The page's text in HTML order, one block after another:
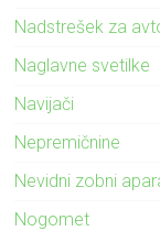
Nadstrešek za
Naglavne svetilke
Navijači
Nepremičnine
Nevidni zobni
Nogomet